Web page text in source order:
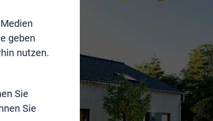
geben
nutzen.
Sie
Sie